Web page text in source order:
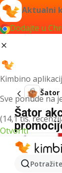
Aktualni
Dodajte u
Kimbino
Sve ponude na
(14,1 tis.
Otvoriti
Šator
Šator